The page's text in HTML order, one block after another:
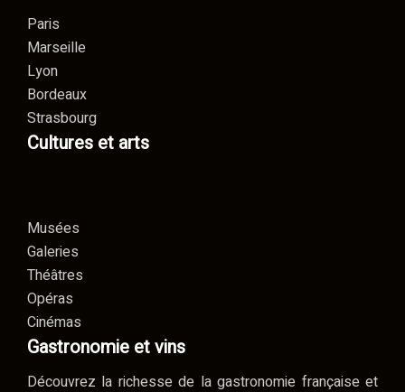
Paris
Marseille
Lyon
Bordeaux
Strasbourg
Cultures et arts
Musées
Galeries
Théâtres
Opéras
Cinémas
Gastronomie et vins
Découvrez la richesse de la gastronomie française et